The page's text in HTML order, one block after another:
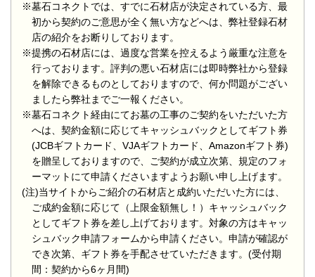
※墓石コネクトでは、すでに石材店が決定されている方、最
初から契約のご意思が全く無い方などへは、弊社登録石材
店の紹介をお断りしております。
※提携の石材店には、過度な営業を控えるよう厳重な注意を
行っております。評判の悪い石材店には即時弊社から登録
を解除できるものとしておりますので、何か問題がござい
ましたら弊社までご一報ください。
※墓石コネクト経由にてお墓の工事のご契約をいただいた方
へは、契約金額に応じてキャッシュバックとしてギフト券
(JCBギフトカード、VJAギフトカード、Amazonギフト券)
を贈呈しておりますので、ご契約が成立次第、規定のフォ
ーマットにて申請くださいますようお願い申し上げます。
(注)当サイトからご紹介の石材店と成約いただいた方には、
ご成約金額に応じて（上限金額無し！）キャッシュバック
としてギフト券を差し上げております。対象の方はキャッ
シュバック申請フォームから申請ください。申請が確認が
でき次第、ギフト券を手配させていただきます。(受付期
間：契約から6ヶ月間)